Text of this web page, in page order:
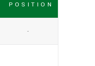
POSITION
-